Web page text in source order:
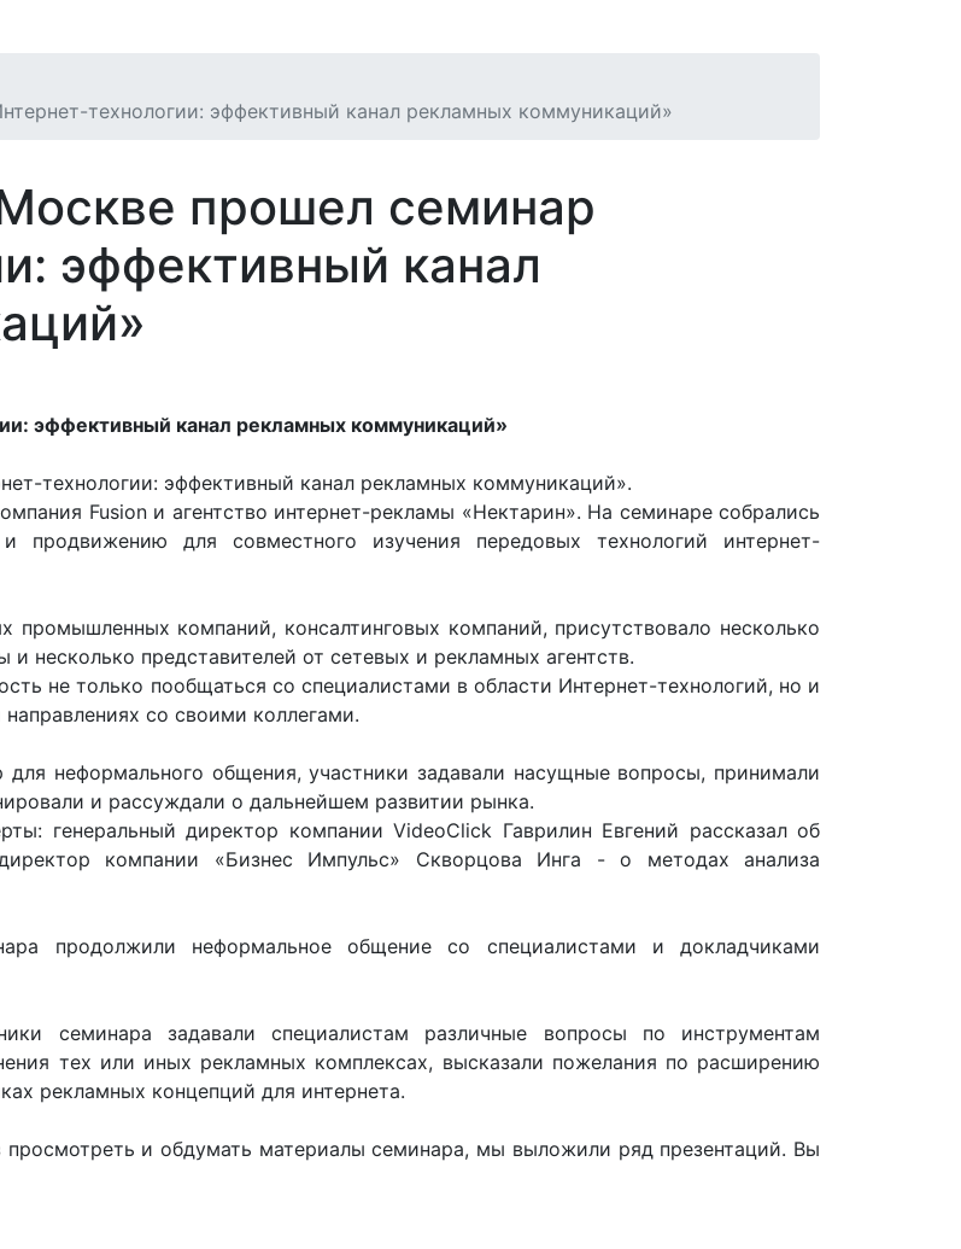
технологии: эффективный канал рекламных коммуникаций»
прошел семинар
эффективный канал
эффективный канал рекламных коммуникаций»
технологии: эффективный канал рекламных коммуникаций».
Fusion и агентство интернет-рекламы «Нектарин». На семинаре собрались
продвижению для совместного изучения передовых технологий интернет-
промышленных компаний, консалтинговых компаний, присутствовало несколько
несколько представителей от сетевых и рекламных агентств.
не только пообщаться со специалистами в области Интернет-технологий, но и
со своими коллегами.
неформального общения, участники задавали насущные вопросы, принимали
и рассуждали о дальнейшем развитии рынка.
генеральный директор компании VideoClick Гаврилин Евгений рассказал об
компании «Бизнес Импульс» Скворцова Инга - о методах анализа
продолжили неформальное общение со специалистами и докладчиками
семинара задавали специалистам различные вопросы по инструментам
тех или иных рекламных комплексах, высказали пожелания по расширению
рекламных концепций для интернета.
и обдумать материалы семинара, мы выложили ряд презентаций. Вы